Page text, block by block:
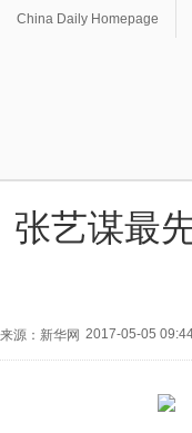
China Daily Homepage
张艺谋最
来源：新华网 2017-05-05